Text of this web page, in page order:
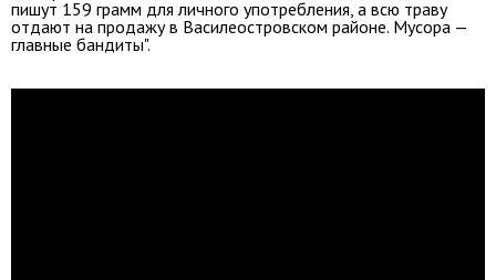
пишут 159 грамм для личного употребления, а всю траву
отдают на продажу в Василеостровском районе. Мусора —
главные бандиты".